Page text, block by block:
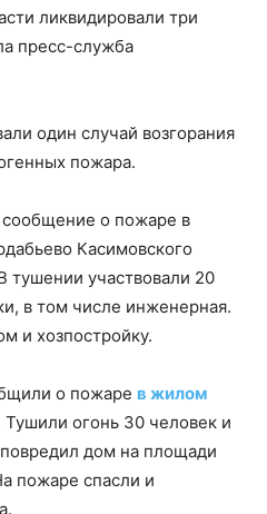
ликвидировали три
пресс-служба
один случай возгорания
пожара.
сообщение о пожаре в
Касимовского
тушении участвовали 20
в том числе инженерная.
и хозпостройку.
о пожаре в жилом
Тушили огонь 30 человек и
дом на площади
пожаре спасли и